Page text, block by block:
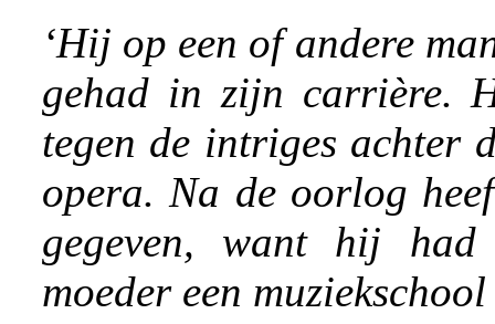
‘Hij op een of andere
gehad in zijn carrière.
tegen de intriges achter
opera. Na de oorlog
gegeven, want hij
moeder een